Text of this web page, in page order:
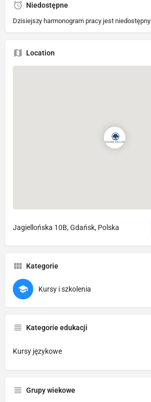
Niedostępne
Dzisiejszy harmonogram pracy jest niedostępny
Location
Jagiellońska 10B, Gdańsk, Polska
Kategorie
Kursy i szkolenia
Kategorie edukacji
Kursy językowe
Grupy wiekowe